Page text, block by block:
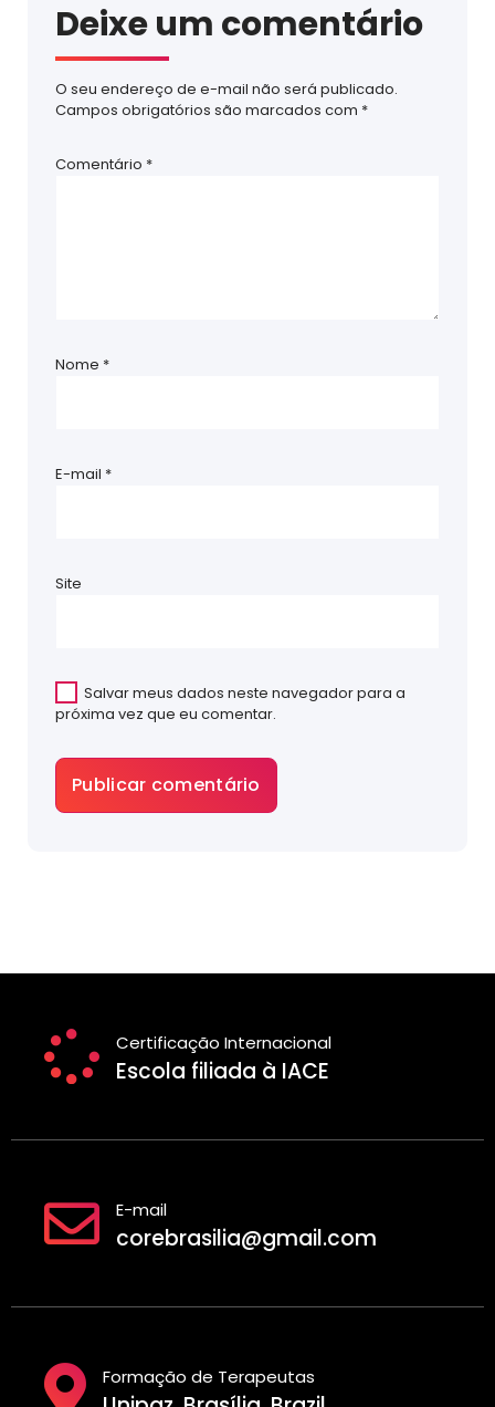
Deixe um comentário
O seu endereço de e-mail não será publicado.
Campos obrigatórios são marcados com *
Comentário *
Nome *
E-mail *
Site
Salvar meus dados neste navegador para a
próxima vez que eu comentar.
Certificação Internacional
Escola filiada à IACE
E-mail
corebrasilia@gmail.com
Formação de Terapeutas